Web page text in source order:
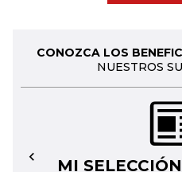
CONOZCA LOS
NUESTROS
MI
←